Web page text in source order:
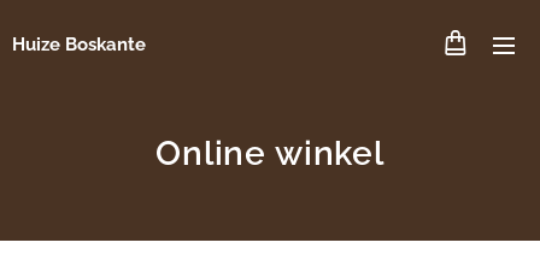
Huize Boskante
Online winkel